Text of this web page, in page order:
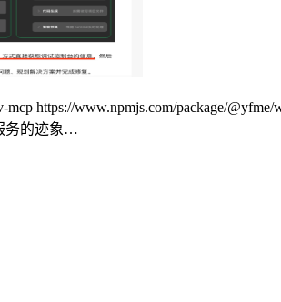
mcp https://www.npmjs.com/package/
务的迹象…